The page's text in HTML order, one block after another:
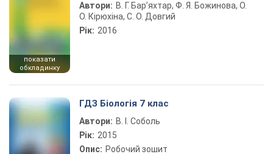
показати
обкладинку
Автори: В. Г. Бар’яхтар, Ф. Я. Божинова, О.
О. Кірюхіна, С. О. Довгий
Рік: 2016
ГДЗ Біологія 7 клас
Автори: В. І. Соболь
Рік: 2015
Опис: Робочий зошит